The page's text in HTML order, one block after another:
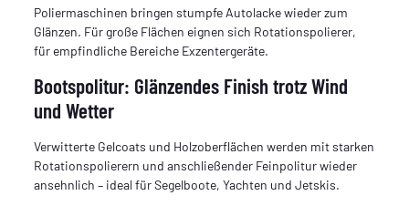
Poliermaschinen bringen stumpfe Autolacke wieder zum
Glänzen. Für große Flächen eignen sich Rotationspolierer,
für empfindliche Bereiche Exzentergeräte.
Bootspolitur: Glänzendes Finish trotz Wind
und Wetter
Verwitterte Gelcoats und Holzoberflächen werden mit starken
Rotationspolierern und anschließender Feinpolitur wieder
ansehnlich – ideal für Segelboote, Yachten und Jetskis.